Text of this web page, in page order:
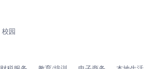
校园